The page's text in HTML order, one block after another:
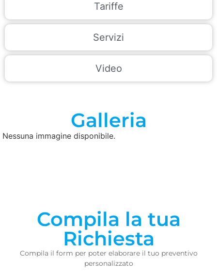
Tariffe
Servizi
Video
Galleria
Nessuna immagine disponibile.
Compila la tua
Richiesta
Compila il form per poter elaborare il tuo preventivo
personalizzato